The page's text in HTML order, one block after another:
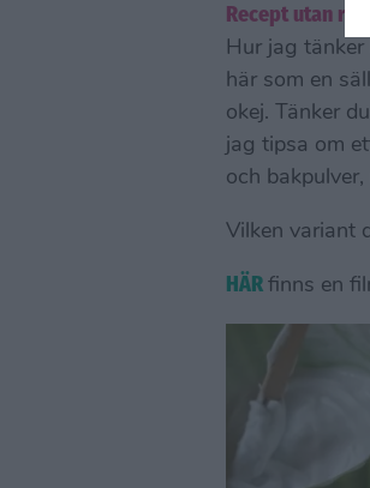
Recept utan
Hur jag
här som en
okej. Tänker
jag tipsa om
och
Vilken variant
HÄR finns en